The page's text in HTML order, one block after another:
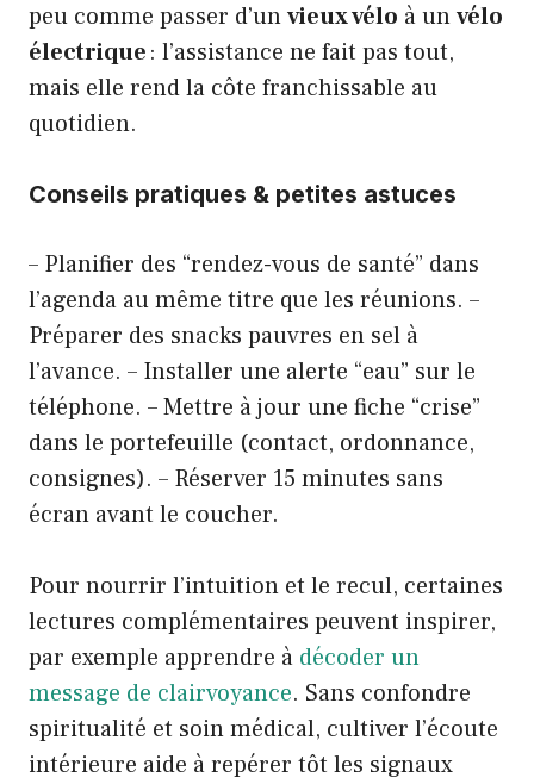
peu comme passer d’unvieux vélo à unvélo
électrique: l’assistance ne fait pas tout,
mais elle rend la côte franchissable au
quotidien.
Conseils pratiques & petites astuces
– Planifier des “rendez-vous de santé” dans
l’agenda au même titre que les réunions. –
Préparer des snacks pauvres en sel à
l’avance. – Installer une alerte “eau” sur le
téléphone. – Mettre à jour une fiche “crise”
dans le portefeuille (contact, ordonnance,
consignes). – Réserver 15 minutes sans
écran avant le coucher.
Pour nourrir l’intuition et le recul, certaines
lectures complémentaires peuvent inspirer,
par exemple apprendre à décoder un
message de clairvoyance. Sans confondre
spiritualité et soin médical, cultiver l’écoute
intérieure aide à repérer tôt les signaux